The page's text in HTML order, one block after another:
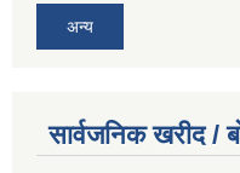
अन्य
सार्वजनिक खरीद /